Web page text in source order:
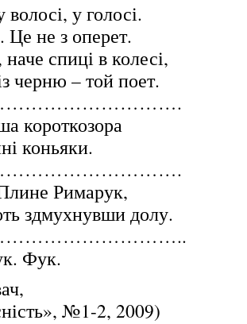
у голосі.
не з оперет.
спиці в колесі,
черню – той поет.
короткозора
коньяки.
Римарук,
здмухнувши долу.
Фук.
№1-2, 2009)